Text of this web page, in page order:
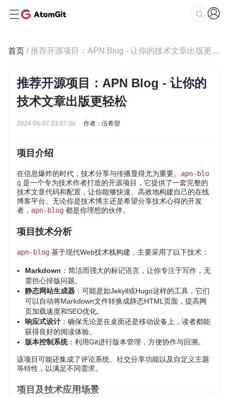
首页 / 推荐开源项目：APN Blog - 让你的技术文章出版更轻松
推荐开源项目：APN Blog - 让你的
技术文章出版更轻松
2024-06-07 23:07:39 作者：伍希望
项目介绍
在信息爆炸的时代，技术分享与传播显得尤为重要。 apn-blo
g 是一个专为技术作者打造的开源项目，它提供了一套完整的
技术文章代码和配置，让你能够快速、高效地构建自己的在线
博客平台。无论你是技术博主还是希望分享技术心得的开发
者， apn-blog 都是你理想的伙伴。
项目技术分析
apn-blog 基于现代Web技术栈构建，主要采用了以下技术：
Markdown ：简洁而强大的标记语言，让你专注于写作，无
需担心排版问题。
静态网站生成器 ：可能是如Jekyll或Hugo这样的工具，它们
可以自动将Markdown文件转换成静态HTML页面，提高网
页加载速度和SEO优化。
响应式设计 ：确保无论是在桌面还是移动设备上，读者都能
获得良好的阅读体验。
版本控制系统：利用Git进行版本管理，方便协作与回溯。
该项目可能还集成了评论系统、社交分享功能以及自定义主题
等特性，以满足不同需求。
项目及技术应用场景